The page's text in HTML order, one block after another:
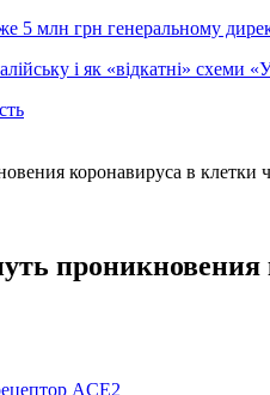
5 млн грн генеральному
і як «відкатні» схеми
проникновения
ACE2